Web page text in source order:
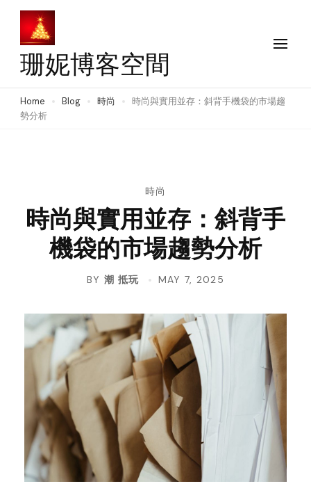
Skip
content
(Press
Enter)
珊妮博客空間
Home Blog 時尚
時尚與實用並存：斜背手機袋的市場趨
勢分析
時尚
時尚與實用並存：斜背手
機袋的市場趨勢分析
BY潮 抵玩 MAY 7, 2025